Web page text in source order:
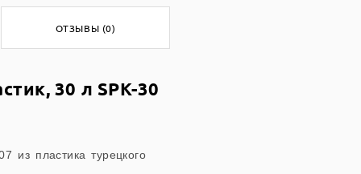
ОТЗЫВЫ (0)
30 л SPK-30
из пластика турецкого